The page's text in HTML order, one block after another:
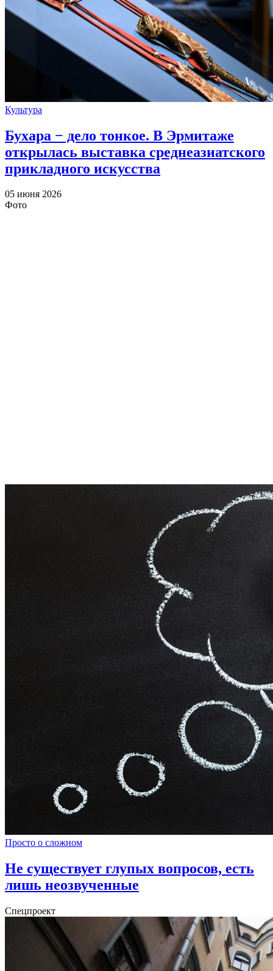
Культура
Бухара − дело тонкое. В Эрмитаже
открылась выставка среднеазиатского
прикладного искусства
05 июня 2026
Фото
Просто о сложном
Не существует глупых вопросов, есть
лишь неозвученные
Спецпроект